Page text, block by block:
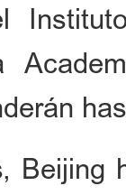
Beijing